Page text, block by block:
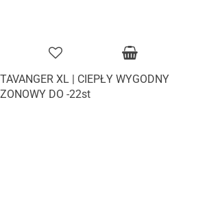
XL | CIEPŁY WYGODNY
DO -22st